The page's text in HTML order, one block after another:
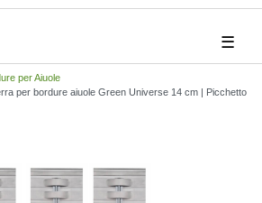
☰
per Aiuole
per bordure aiuole Green Universe 14 cm | Picchetto